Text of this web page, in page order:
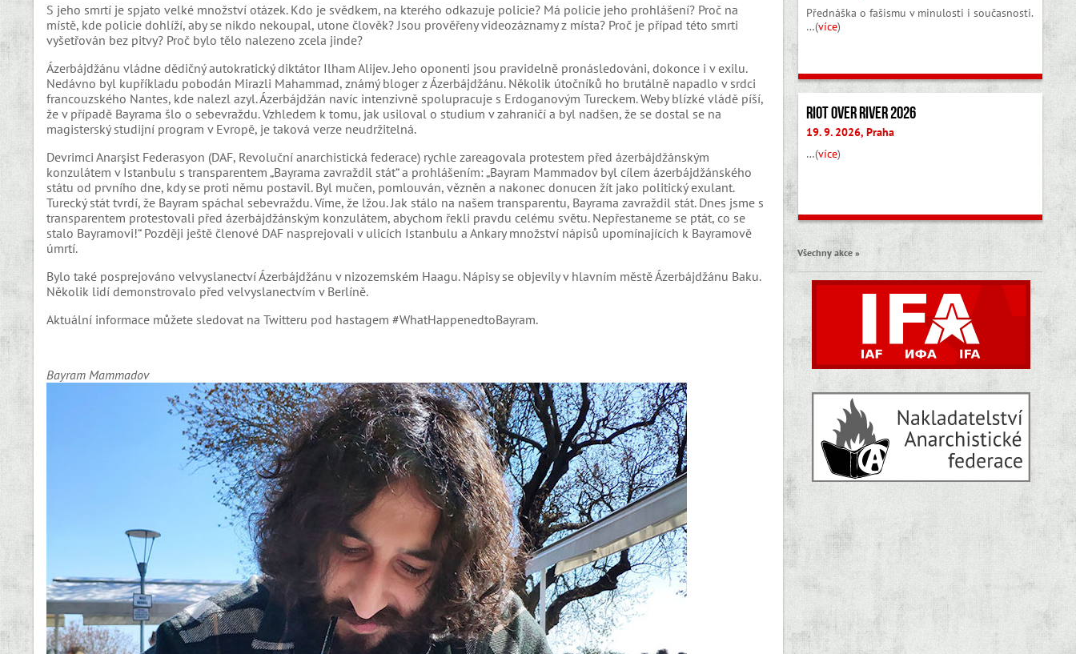
S jeho smrtí je spjato velké množství otázek. Kdo je svědkem, na kterého odkazuje policie? Má policie jeho prohlášení? Proč na
místě, kde policie dohlíží, aby se nikdo nekoupal, utone člověk? Jsou prověřeny videozáznamy z místa? Proč je případ této smrti
vyšetřován bez pitvy? Proč bylo tělo nalezeno zcela jinde?
Ázerbájdžánu vládne dědičný autokratický diktátor Ilham Alijev. Jeho oponenti jsou pravidelně pronásledováni, dokonce i v exilu.
Nedávno byl kupříkladu pobodán Mirazli Mahammad, známý bloger z Ázerbájdžánu. Několik útočníků ho brutálně napadlo v srdci
francouzského Nantes, kde nalezl azyl. Ázerbájdžán navíc intenzivně spolupracuje s Erdoganovým Tureckem. Weby blízké vládě píší,
že v případě Bayrama šlo o sebevraždu. Vzhledem k tomu, jak usiloval o studium v zahraničí a byl nadšen, že se dostal se na
magisterský studijní program v Evropě, je taková verze neudržitelná.
Devrimci Anarşist Federasyon (DAF, Revoluční anarchistická federace) rychle zareagovala protestem před ázerbájdžánským
konzulátem v Istanbulu s transparentem „Bayrama zavraždil stát“ a prohlášením: „Bayram Mammadov byl cílem ázerbájdžánského
státu od prvního dne, kdy se proti němu postavil. Byl mučen, pomlouván, vězněn a nakonec donucen žít jako politický exulant.
Turecký stát tvrdí, že Bayram spáchal sebevraždu. Víme, že lžou. Jak stálo na našem transparentu, Bayrama zavraždil stát. Dnes jsme s
transparentem protestovali před ázerbájdžánským konzulátem, abychom řekli pravdu celému světu. Nepřestaneme se ptát, co se
stalo Bayramovi!“ Později ještě členové DAF nasprejovali v ulicích Istanbulu a Ankary množství nápisů upomínajících k Bayramově
úmrtí.
Bylo také posprejováno velvyslanectví Ázerbájdžánu v nizozemském Haagu. Nápisy se objevily v hlavním městě Ázerbájdžánu Baku.
Několik lidí demonstrovalo před velvyslanectvím v Berlíně.
Aktuální informace můžete sledovat na Twitteru pod hastagem #WhatHappenedtoBayram.
Bayram Mammadov
Přednáška o fašismu v minulosti i současnosti.
…(více)
Riot Over River 2026
19. 9. 2026, Praha
…(více)
Všechny akce »